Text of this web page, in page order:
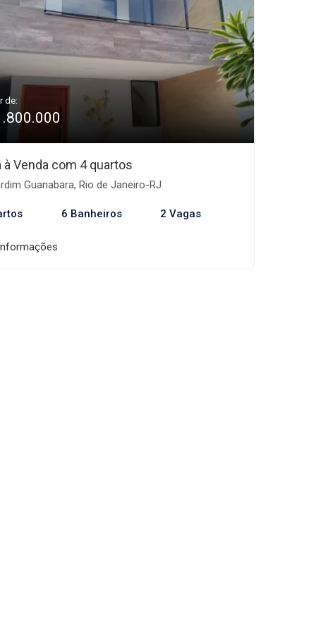
de:
à Venda com 4 quartos
Guanabara, Rio de Janeiro-RJ
6 Banheiros 2 Vagas